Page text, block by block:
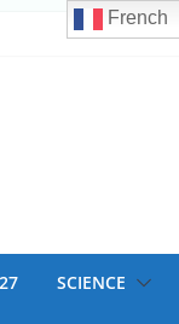
SCIENCE
French